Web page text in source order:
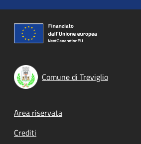
Comune di Treviglio
Footer menu
Area riservata
Crediti